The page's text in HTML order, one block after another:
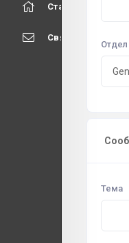
Статус сети
Связь с нами
Отдел
Тема